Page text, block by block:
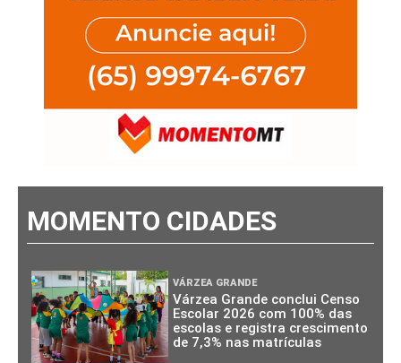
MOMENTO CIDADES
VÁRZEA GRANDE
Várzea Grande conclui Censo
Escolar 2026 com 100% das
escolas e registra crescimento
de 7,3% nas matrículas